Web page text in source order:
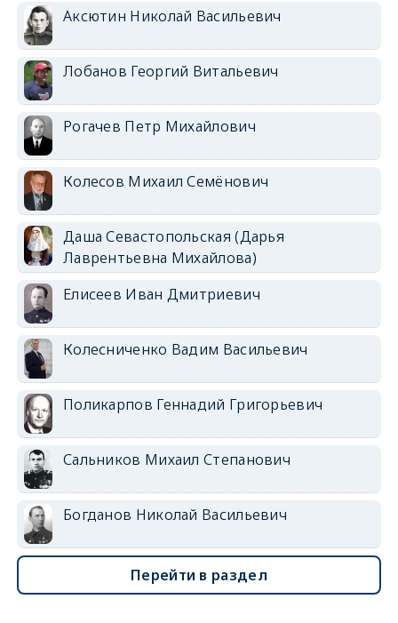
Аксютин Николай Васильевич
Лобанов Георгий Витальевич
Рогачев Петр Михайлович
Колесов Михаил Семёнович
Даша Севастопольская (Дарья
Лаврентьевна Михайлова)
Елисеев Иван Дмитриевич
Колесниченко Вадим Васильевич
Поликарпов Геннадий Григорьевич
Сальников Михаил Степанович
Богданов Николай Васильевич
Перейти в раздел